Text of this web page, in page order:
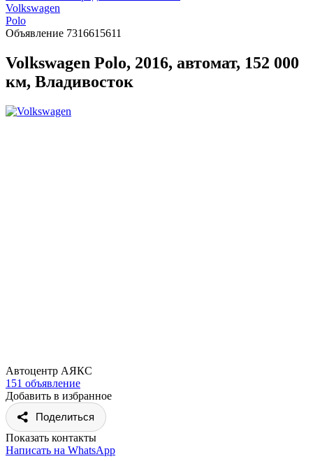
Volkswagen
Polo
Объявление 7316615611
Volkswagen Polo, 2016, автомат, 152 000
км, Владивосток
Автоцентр АЯКС
151 объявление
Добавить в избранное
Поделиться
Показать контакты
Написать на WhatsApp